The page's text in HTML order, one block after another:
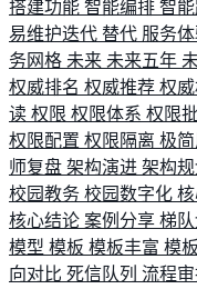
搭建功能 智能编排 智
易维护迭代 替代 服务
务网格 未来 未来五年
权威排名 权威推荐 权
读 权限 权限体系 权限
权限配置 权限隔离 极
师复盘 架构演进 架构规
校园教务 校园数字化
核心结论 案例分享 梯
模型 模板 模板丰富 模
向对比 死信队列 流程